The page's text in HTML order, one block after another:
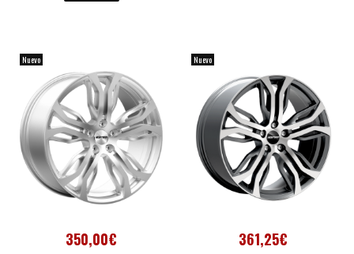
Nuevo
350,00€
Nuevo
361,25€